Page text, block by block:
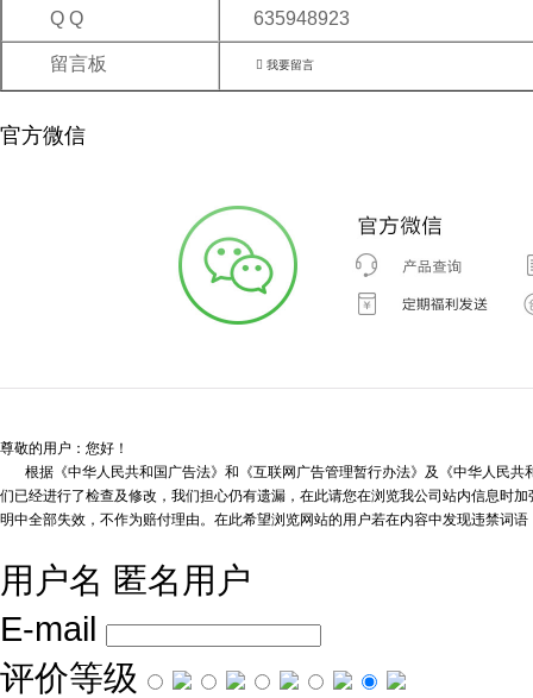
Q Q 635948923
留言板  我要留言
官方微信
尊敬的用户：您好！
根据《中华人民共和国广告法》和《互联网广告管理暂行办法》及《中华人民共
们已经进行了检查及修改，我们担心仍有遗漏，在此请您在浏览我公司站内信息时
明中全部失效，不作为赔付理由。在此希望浏览网站的用户若在内容中发现违禁词
用户名 匿名用户
E-mail
评价等级